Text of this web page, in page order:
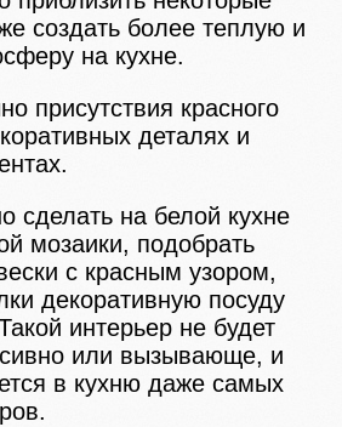
создать более теплую и
на кухне.
присутствия красного
деталях и
сделать на белой кухне
мозаики, подобрать
с красным узором,
декоративную посуду
интерьер не будет
или вызывающе, и
в кухню даже самых